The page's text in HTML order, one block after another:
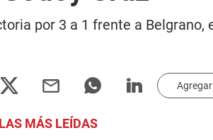
por 3 a 1 frente a Belgrano,
Agregar
LAS MÁS LEÍDAS